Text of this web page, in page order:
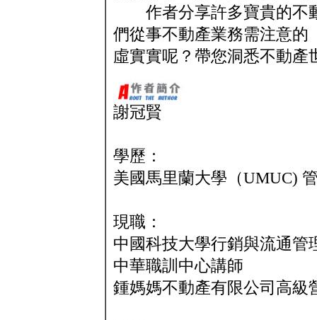
作者分享許多寶貴的不
們從事不動產業務需注意的
虛實實呢？帶您洞悉不動產
謝冠賢
學歷：
美國馬里蘭大學（UMUC)
現職：
中國科技大學行銷與流通管
中華職訓中心講師
鍾媽媽不動產有限公司高級